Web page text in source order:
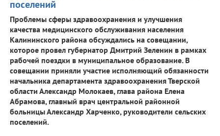
поселений
Проблемы сферы здравоохранения и улучшения
качества медицинского обслуживания населения
Калининского района обсуждались на совещании,
которое провел губернатор Дмитрий Зеленин в рамках
рабочей поездки в муниципальное образование. В
совещании приняли участие исполняющий обязанности
начальника департамента здравоохранения Тверской
области Александр Молокаев, глава района Елена
Абрамова, главный врач центральной районной
больницы Александр Харченко, руководители сельских
поселений.